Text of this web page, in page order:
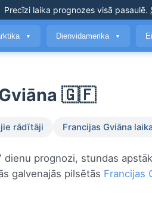
Precīzi laika prognozes visā pasaulē.
▼ Dienvidamerika ▼
Gviāna 🇬🇫
rādītāji Francijas Gviāna
prognozi, stundas
galvenajās pilsētās Francijas